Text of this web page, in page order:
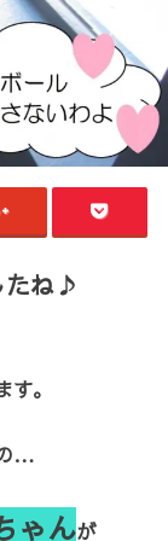
たね♪
。
…
ゃんが